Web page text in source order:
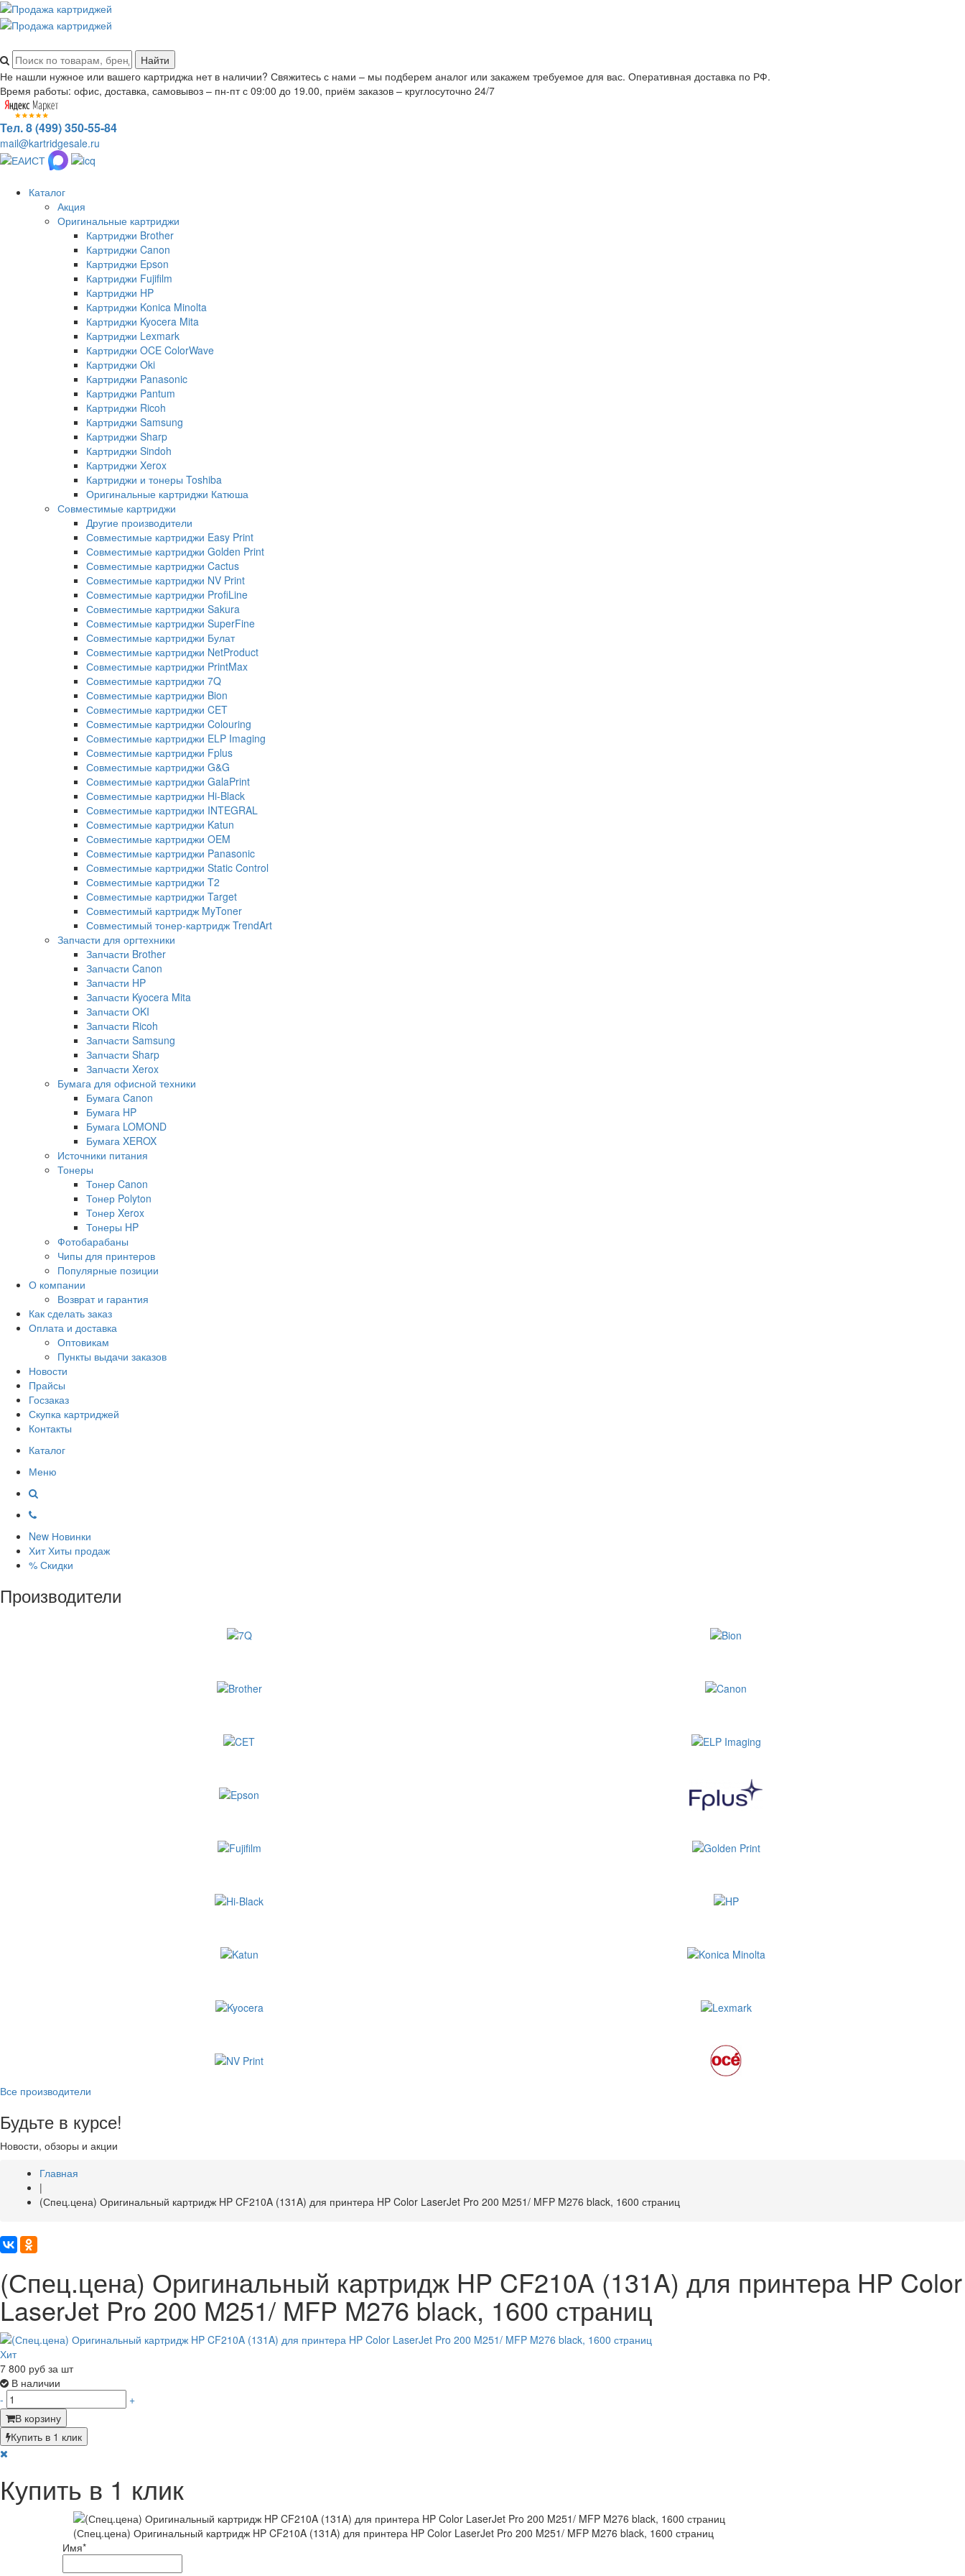
Не нашли нужное или вашего картриджа нет в наличии? Свяжитесь с нами – мы подберем аналог или закажем требуемое для вас. Оперативная доставка по РФ.
Время работы: офис, доставка, самовывоз – пн-пт с 09:00 до 19.00, приём заказов – круглосуточно 24/7
Тел. 8 (499) 350-55-84
mail@kartridgesale.ru
Каталог
Акция
Оригинальные картриджи
Картриджи Brother
Картриджи Canon
Картриджи Epson
Картриджи Fujifilm
Картриджи HP
Картриджи Konica Minolta
Картриджи Kyocera Mita
Картриджи Lexmark
Картриджи OCE ColorWave
Картриджи Oki
Картриджи Panasonic
Картриджи Pantum
Картриджи Ricoh
Картриджи Samsung
Картриджи Sharp
Картриджи Sindoh
Картриджи Xerox
Картриджи и тонеры Toshiba
Оригинальные картриджи Катюша
Совместимые картриджи
Другие производители
Совместимые картриджи Easy Print
Совместимые картриджи Golden Print
Совместимые картриджи Cactus
Совместимые картриджи NV Print
Совместимые картриджи ProfiLine
Совместимые картриджи Sakura
Совместимые картриджи SuperFine
Совместимые картриджи Булат
Совместимые картриджи NetProduct
Совместимые картриджи PrintMax
Совместимые картриджи 7Q
Совместимые картриджи Bion
Совместимые картриджи CET
Совместимые картриджи Colouring
Совместимые картриджи ELP Imaging
Совместимые картриджи Fplus
Совместимые картриджи G&G
Совместимые картриджи GalaPrint
Совместимые картриджи Hi-Black
Совместимые картриджи INTEGRAL
Совместимые картриджи Katun
Совместимые картриджи OEM
Совместимые картриджи Panasonic
Совместимые картриджи Static Control
Совместимые картриджи T2
Совместимые картриджи Target
Совместимый картридж MyToner
Совместимый тонер-картридж TrendArt
Запчасти для оргтехники
Запчасти Brother
Запчасти Canon
Запчасти HP
Запчасти Kyocera Mita
Запчасти OKI
Запчасти Ricoh
Запчасти Samsung
Запчасти Sharp
Запчасти Xerox
Бумага для офисной техники
Бумага Canon
Бумага HP
Бумага LOMOND
Бумага XEROX
Источники питания
Тонеры
Тонер Canon
Тонер Polyton
Тонер Xerox
Тонеры HP
Фотобарабаны
Чипы для принтеров
Популярные позиции
О компании
Возврат и гарантия
Как сделать заказ
Оплата и доставка
Оптовикам
Пункты выдачи заказов
Новости
Прайсы
Госзаказ
Скупка картриджей
Контакты
Каталог
Меню
New Новинки
Хит Хиты продаж
% Скидки
Производители
Все производители
Будьте в курсе!
Новости, обзоры и акции
Главная
|
(Спец.цена) Оригинальный картридж HP CF210A (131A) для принтера HP Color LaserJet Pro 200 M251/ MFP M276 black, 1600 страниц
(Спец.цена) Оригинальный картридж HP CF210A (131A) для принтера HP Color
LaserJet Pro 200 M251/ MFP M276 black, 1600 страниц
Хит
7 800 руб за шт
В наличии
-
+
В корзину
Купить в 1 клик
Купить в 1 клик
(Спец.цена) Оригинальный картридж HP CF210A (131A) для принтера HP Color LaserJet Pro 200 M251/ MFP M276 black, 1600 страниц
Имя*